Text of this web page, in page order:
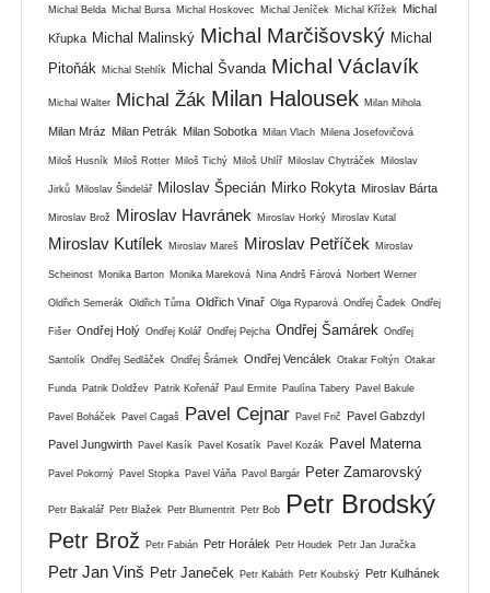
Michal Belda Michal Bursa Michal Hoskovec Michal Jeníček Michal Křížek Michal
Křupka Michal Malinský Michal Marčišovský Michal
Pitoňák
Michal Stehlík Michal Švanda Michal Václavík
Michal Walter Michal Žák Milan Halousek Milan Mihola
Milan Mráz Milan Petrák Milan Sobotka Milan Vlach Milena Josefovičová
Miloš Husník Miloš Rotter Miloš Tichý Miloš Uhlíř Miloslav Chytráček Miloslav
Jirků Miloslav Šindelář Miloslav Špecián Mirko Rokyta Miroslav Bárta
Miroslav Brož Miroslav Havránek Miroslav Horký Miroslav Kutal
Miroslav Kutílek Miroslav Mareš Miroslav Petříček Miroslav
Scheinost Monika Barton Monika Mareková Nina Andrš Fárová Norbert Werner
Oldřich Semerák Oldřich Tůma Oldřich Vinař Olga Ryparová Ondřej Čadek Ondřej
Fišer Ondřej Holý Ondřej Kolář Ondřej Pejcha Ondřej Šamárek Ondřej
Santolík Ondřej Sedláček Ondřej Šrámek Ondřej Vencálek Otakar Foltýn Otakar
Funda Patrik Doldžev Patrik Kořenář Paul Ermite Paulína Tabery Pavel Bakule
Pavel Boháček Pavel Cagaš Pavel Cejnar Pavel Frič Pavel Gabzdyl
Pavel Jungwirth Pavel Kasík Pavel Kosatík Pavel Kozák Pavel Materna
Pavel Pokorný Pavel Stopka Pavel Váňa Pavol Bargár Peter Zamarovský
Petr Bakalář Petr Blažek Petr Blumentrit Petr Bob Petr Brodský
Petr Brož Petr Fabián Petr Horálek Petr Houdek Petr Jan Juračka
Petr Jan Vinš Petr Janeček Petr Kabáth Petr Koubský Petr Kulhánek